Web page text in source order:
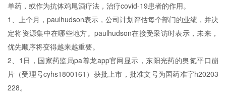
单药，或作为抗体鸡尾酒疗法，治疗covid-19患者的作用。
1、上个月，paulhudson表示，公司计划评估每个部门的业绩，并决
定将资源集中在哪些地方。paulhudson在接受采访时表示，未来，
优先顺序将变得越来越重要。
2、1日，国家药监局pa尊龙app官网显示，东阳光药的奥氮平口崩
片（受理号cyhs1800161）获批上市，批准文号为国药准字h20203
228。